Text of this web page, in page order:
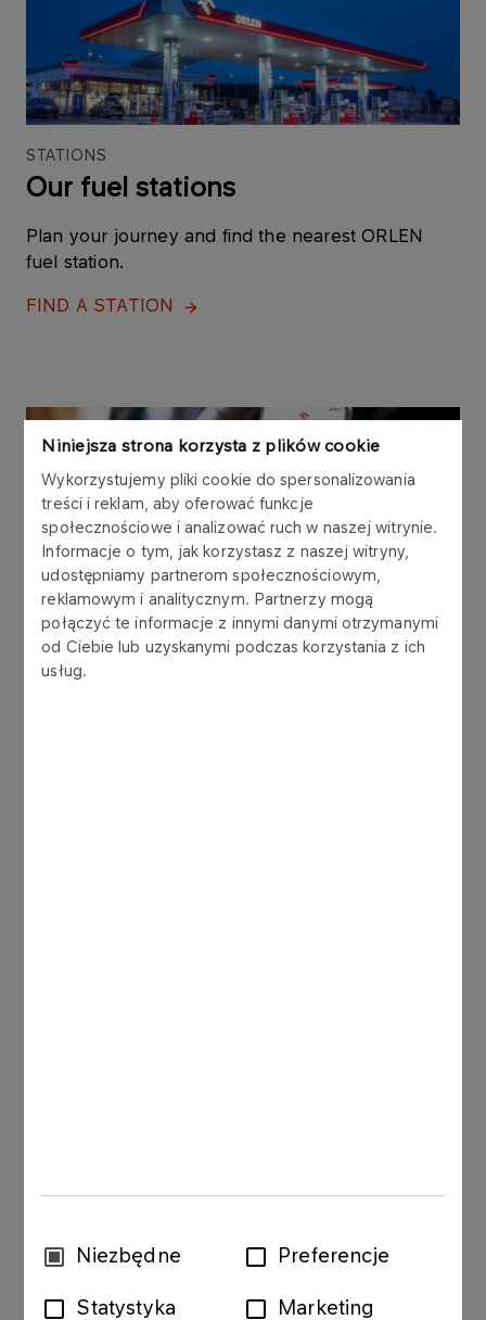
Niniejsza strona korzysta z plików cookie
Wykorzystujemy pliki cookie do spersonalizowania
treści i reklam, aby oferować funkcje
społecznościowe i analizować ruch w naszej witrynie.
Informacje o tym, jak korzystasz z naszej witryny,
udostępniamy partnerom społecznościowym,
reklamowym i analitycznym. Partnerzy mogą
połączyć te informacje z innymi danymi otrzymanymi
od Ciebie lub uzyskanymi podczas korzystania z ich
usług.
WybórNiezbędne Preferencje
Statystyka Marketing
STATIONS
Our fuel stations
Plan your journey and find the nearest ORLEN
fuel station.
FIND A STATION
VITAY
VITAY Program
prepared something for you
to you and your company’s needs.
HOW IT WORKS